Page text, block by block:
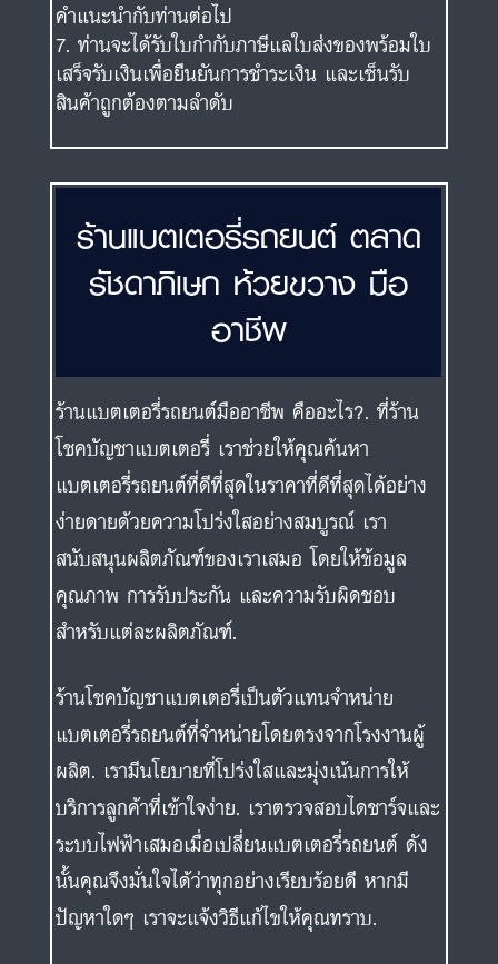
คำแนะนำกับท่านต่อไป
ท่านจะได้รับใบกำกับภาษีแลใบส่งของพร้อมใบ
เสร็จรับเงินเพื่อยืนยันการชำระเงิน และเซ็นรับ
สินค้าถูกต้องตามลำดับ
ร้านแบตเตอรี่รถยนต์ ตลาด
รัชดาภิเษก ห้วยขวาง มือ
อาชีพ
ร้านแบตเตอรี่รถยนต์มืออาชีพ คืออะไร?. ที่ร้าน
โชคบัญชาแบตเตอรี่ เราช่วยให้คุณค้นหา
แบตเตอรี่รถยนต์ที่ดีที่สุดในราคาที่ดีที่สุดได้อย่าง
ง่ายดายด้วยความโปร่งใสอย่างสมบูรณ์ เรา
สนับสนุนผลิตภัณฑ์ของเราเสมอ โดยให้ข้อมูล
คุณภาพ การรับประกัน และความรับผิดชอบ
สำหรับแต่ละผลิตภัณฑ์.
ร้านโชคบัญชาแบตเตอรี่เป็นตัวแทนจำหน่าย
แบตเตอรี่รถยนต์ที่จำหน่ายโดยตรงจากโรงงานผู้
ผลิต. เรามีนโยบายที่โปร่งใสและมุ่งเน้นการให้
บริการลูกค้าที่เข้าใจง่าย. เราตรวจสอบไดชาร์จและ
ระบบไฟฟ้าเสมอเมื่อเปลี่ยนแบตเตอรี่รถยนต์ ดัง
นั้นคุณจึงมั่นใจได้ว่าทุกอย่างเรียบร้อยดี หากมี
ปัญหาใดๆ เราจะแจ้งวิธีแก้ไขให้คุณทราบ.